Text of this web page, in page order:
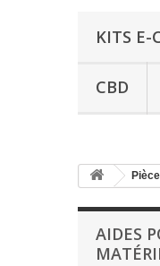
KITS E-
CBD
AIDES